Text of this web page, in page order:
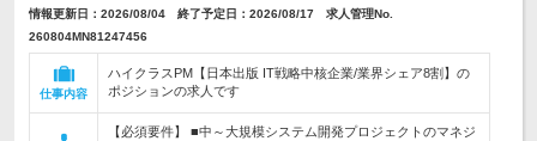
情報更新日：2026/08/04 終了予定日：2026/08/17 求人管理No.
260804MN81247456
仕事内容
ハイクラスPM【日本出版 IT戦略中核企業/業界シェア8割】の
ポジションの求人です
【必須要件】 ■中～大規模システム開発プロジェクトのマネジ